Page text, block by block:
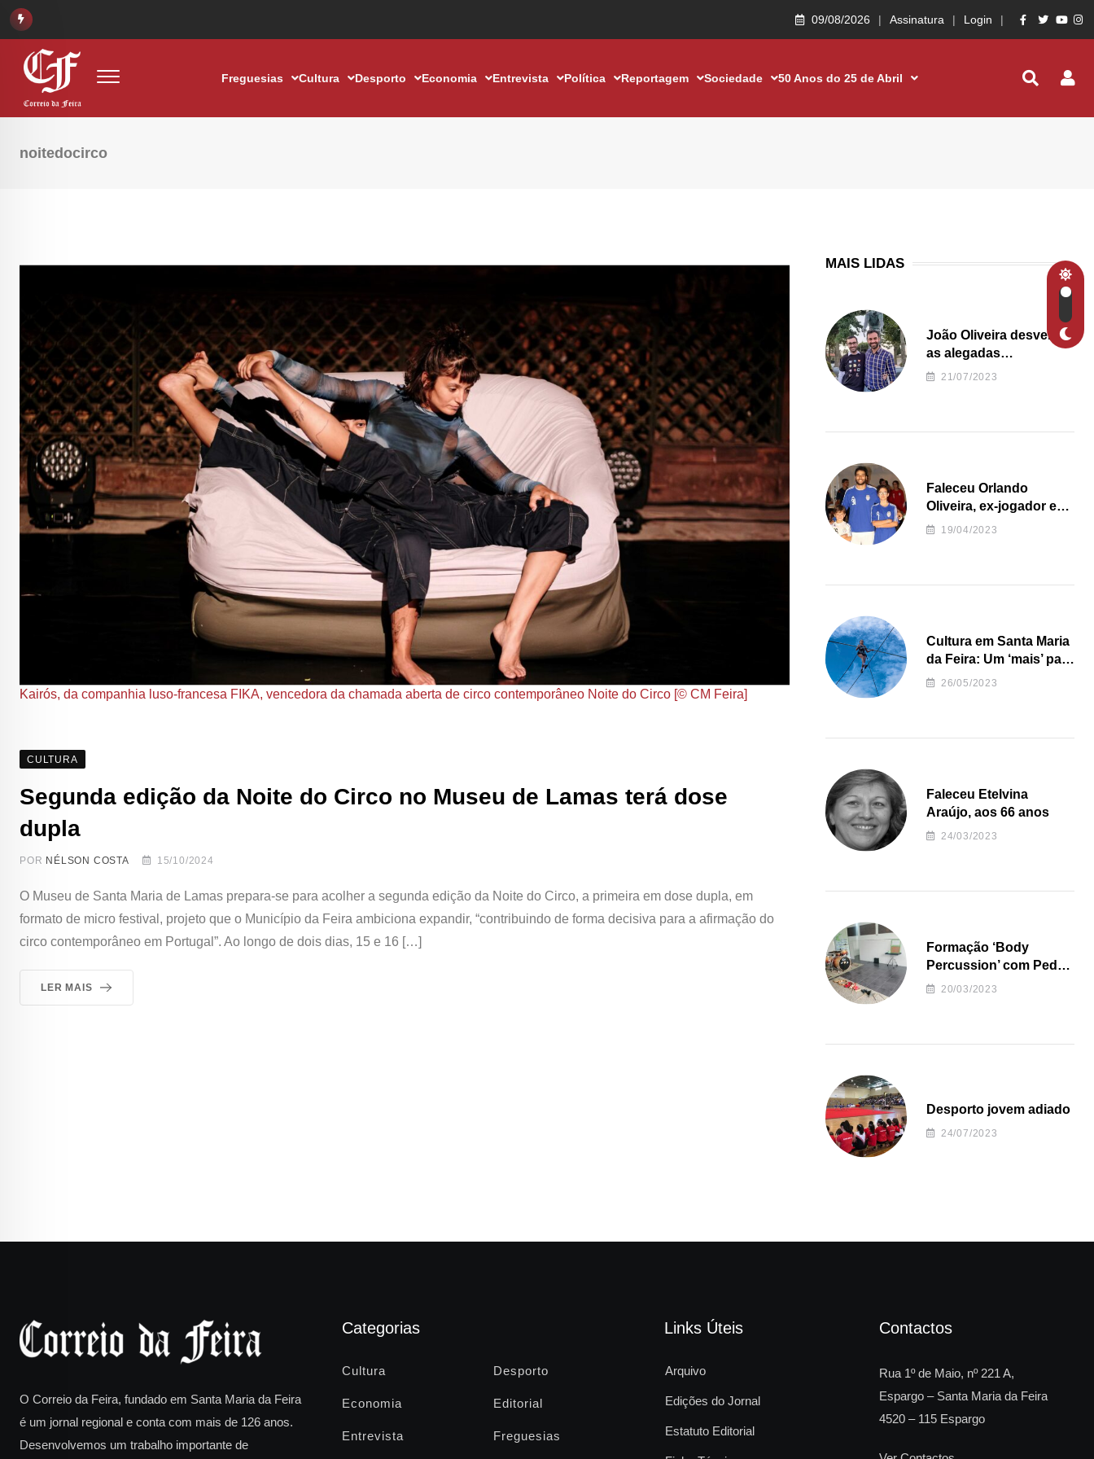
09/08/2026 Assinatura Login
Freguesias Cultura Desporto Economia Entrevista Política Reportagem Sociedade 50 Anos do 25 de Abril
noitedocirco
Kairós, da companhia luso-francesa FIKA, vencedora da chamada aberta de circo contemporâneo Noite do Circo [© CM Feira]
CULTURA
Segunda edição da Noite do Circo no Museu de Lamas terá dose
dupla
POR NÉLSON COSTA 15/10/2024
O Museu de Santa Maria de Lamas prepara-se para acolher a segunda edição da Noite do Circo, a primeira em dose dupla, em
formato de micro festival, projeto que o Município da Feira ambiciona expandir, “contribuindo de forma decisiva para a afirmação do
circo contemporâneo em Portugal”. Ao longo de dois dias, 15 e 16 […]
LER MAIS
MAIS LIDAS
João Oliveira desvenda
as alegadas
irregularidades da
21/07/2023
Faleceu Orlando
Oliveira, ex-jogador e
treinador da formação
19/04/2023
Cultura em Santa Maria
da Feira: Um ‘mais’ para
o Concelho
26/05/2023
Faleceu Etelvina
Araújo, aos 66 anos
24/03/2023
Formação ‘Body
Percussion’ com Pedro
Almeida
20/03/2023
Desporto jovem adiado
24/07/2023
O Correio da Feira, fundado em Santa Maria da Feira
é um jornal regional e conta com mais de 126 anos.
Desenvolvemos um trabalho importante de
Categorias
Cultura Desporto
Economia Editorial
Entrevista Freguesias
Links Úteis
Arquivo
Edições do Jornal
Estatuto Editorial
Contactos
Rua 1º de Maio, nº 221 A,
Espargo – Santa Maria da Feira
4520 – 115 Espargo